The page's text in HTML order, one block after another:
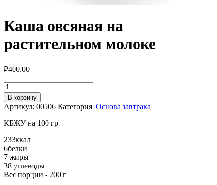
Каша овсяная на
растительном молоке
₽400.00
Количество
товара
Каша
овсяная
на
молоке
В корзину
Артикул: 00506 Категория: Основа завтрака
КБЖУ на 100 гр
233ккал
6белки
7 жиры
38 углеводы
Вес порции - 200 г